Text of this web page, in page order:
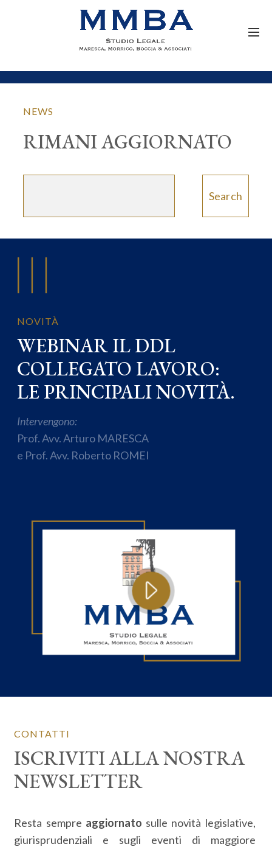
NEWS
RIMANI AGGIORNATO
NOVITÀ
WEBINAR IL DDL
COLLEGATO LAVORO:
LE PRINCIPALI NOVITÀ.
Intervengono:
Prof. Avv. Arturo MARESCA
e Prof. Avv. Roberto ROMEI
CONTATTI
ISCRIVITI ALLA NOSTRA
NEWSLETTER
Resta sempre aggiornato sulle novità legislative,
giurisprudenziali e sugli eventi di maggiore